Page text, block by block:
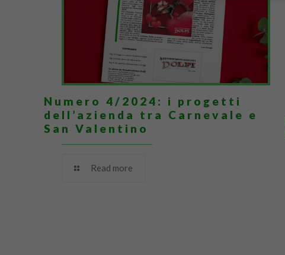
Numero 4/2024: i progetti
dell’azienda tra Carnevale e
San Valentino
Read more